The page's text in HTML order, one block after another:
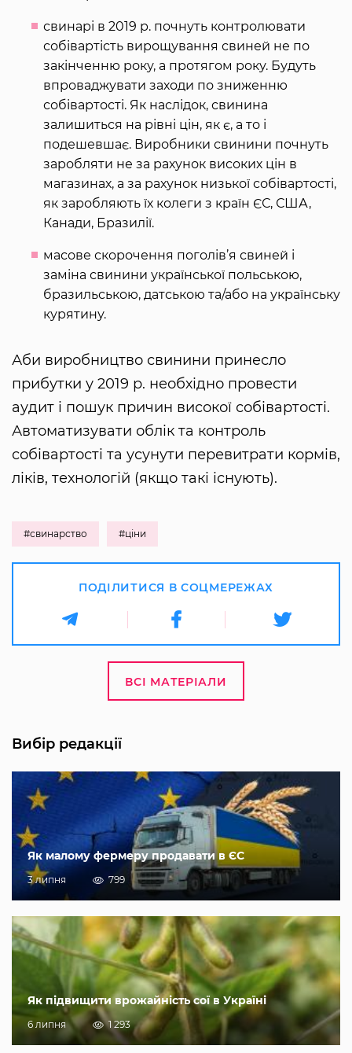
свинарі в 2019 р. почнуть контролювати
собівартість вирощування свиней не по
закінченню року, а протягом року. Будуть
впроваджувати заходи по зниженню
собівартості. Як наслідок, свинина
залишиться на рівні цін, як є, а то і
подешевшає. Виробники свинини почнуть
заробляти не за рахунок високих цін в
магазинах, а за рахунок низької собівартості,
як заробляють їх колеги з країн ЄС, США,
Канади, Бразилії.
масове скорочення поголів’я свиней і
заміна свинини української польською,
бразильською, датською та/або на українську
курятину.
Аби виробництво свинини принесло
прибутки у 2019 р. необхідно провести
аудит і пошук причин високої собівартості.
Автоматизувати облік та контроль
собівартості та усунути перевитрати кормів,
ліків, технологій (якщо такі існують).
#свинарство #ціни
ПОДІЛИТИСЯ В СОЦМЕРЕЖАХ
ВСІ МАТЕРІАЛИ
Вибір редакції
Як малому фермеру продавати в ЄС
3 липня 799
Як підвищити врожайність сої в Україні
6 липня 1 293